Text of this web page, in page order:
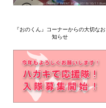
『おのくん』コーナーからの大切なお
知らせ